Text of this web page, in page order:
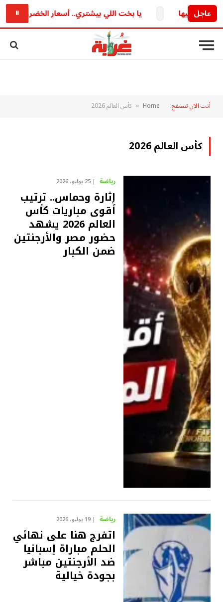
عاجل يا بخت اللي بيشتري.. أسعار الخضروات والفاكهة اليوم الإثنين 10 أغسطس 2026
⏸
أنت الآن تتصفح: Home
» كأس العالم 2026
كأس العالم 2026
رياضة 25 يوليو، 2026
إثارة وحماس.. ترتيب
أقوى مباريات كأس
العالم 2026 يشهد
حضور مصر والأرجنتين
ضمن الكبار
رياضة 19 يوليو، 2026
اتفرج هنا على نهائي
الحلم مباراة إسبانيا
ضد الأرجنتين مباشر
بجودة خيالية